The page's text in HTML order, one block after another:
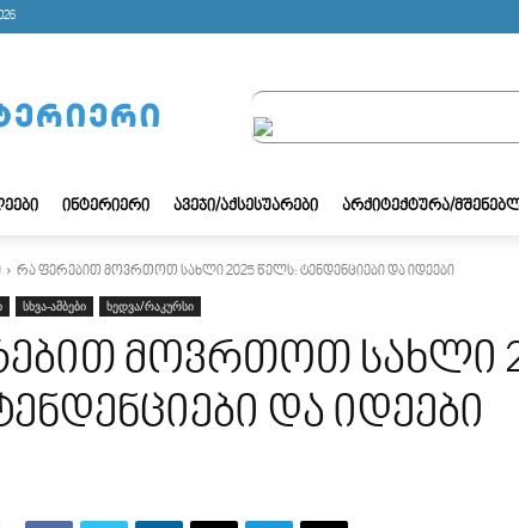
ᲘᲜᲢᲔᲠᲘᲔᲠᲘ ᲐᲕᲔᲯᲘ/ᲐᲥᲡᲔᲡᲣᲐᲠᲔᲑᲘ ᲐᲠᲥᲘᲢᲔᲥᲢᲣᲠᲐ/
რა ფერებით მოვრთოთ სახლი 2025 წელს: ტენდენციები და იდეები
სხვა-ამბები ხედვა/რაკურსი
მოვრთოთ სახლი
და იდეები